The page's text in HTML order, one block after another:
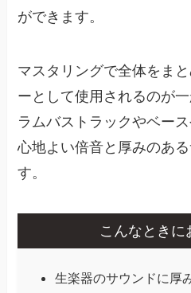
ができます。
マスタリングで全体をま
ーとして使用されるのが
ラムバストラックやベー
心地よい倍音と厚みのあ
す。
こんなときに
生楽器のサウンドに厚